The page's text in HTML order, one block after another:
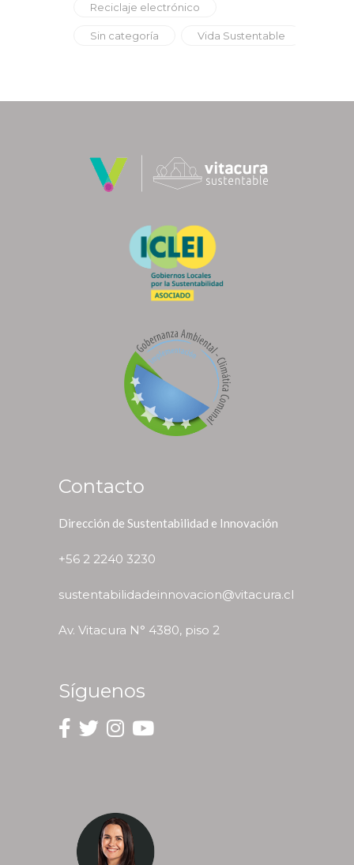
Reciclaje electrónico
Sin categoría Vida Sustentable
Contacto
Dirección de Sustentabilidad e Innovación
+56 2 2240 3230
sustentabilidadeinnovacion@vitacura.cl
Av. Vitacura N° 4380, piso 2
Síguenos